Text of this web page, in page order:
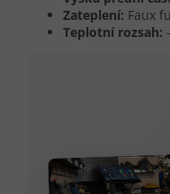
Zateplení: Faux
Teplotní rozsah: